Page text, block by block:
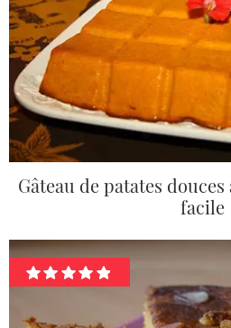
Gâteau de patates
facile